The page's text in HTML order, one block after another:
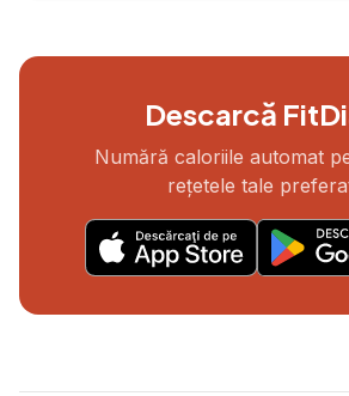
Descarcă
Numără caloriile automat
rețetele tale